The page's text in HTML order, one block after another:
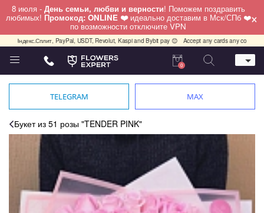
8 июля - День семьи, любви и верности! Поможем поздравить
любимых! Промокод: ONLINE ❤️ идеально доставим в Мск/СПб ❤️
по возможности отключите VPN ×
PayPal, USDT, Revolut, Kaspi and Bybit pay 😊 Accept any cards any country, PayPal,
Телефон
+7 (812) 425 36 05
Санкт-Петербург,
0
TELEGRAM MAX
Букет из 51 розы "TENDER PINK"